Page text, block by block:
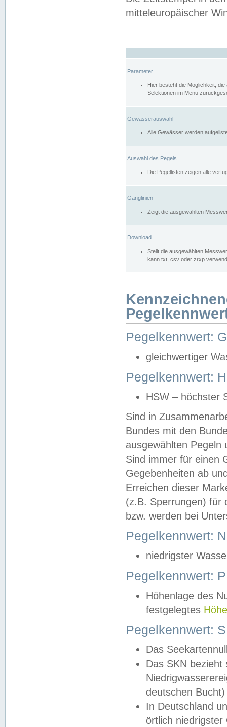
mitteleuropäischer
Parameter
Hier besteht die Möglichkeit,
Selektionen im Menü
Gewässerauswahl
Alle Gewässer werden
Auswahl des Pegels
Die Pegellisten zeigen alle
Ganglinien
Zeigt die ausgewählten
Download
Stellt die ausgewählten
kann txt, csv oder zrxp
Pegelkennwert:
gleichwertiger
Pegelkennwert:
HSW – höchster
Sind in
Bundes mit den
ausgewählten
Sind immer für einen
Gegebenheiten ab
Erreichen dieser
(z.B. Sperrungen) für
bzw. werden bei
Pegelkennwert:
niedrigster
Pegelkennwert:
Höhenlage des
festgelegtes
Pegelkennwert:
Das
Das SKN
deutschen
In Deutschland
örtlich